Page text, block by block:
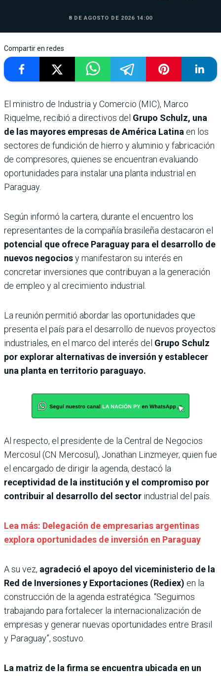
8 DE AGOSTO DE 2026 14:00
Compartir en redes
El ministro de Industria y Comercio (MIC), Marco
Riquelme, recibió a directivos del Grupo Schulz, una
de las mayores empresas de América Latina en los
sectores de fundición de hierro y aluminio y fabricación
de compresores, quienes se encuentran evaluando
oportunidades para instalar una planta industrial en
Paraguay.
Según informó la cartera, durante el encuentro los
representantes de la compañía brasileña destacaron el
potencial que ofrece Paraguay para el desarrollo de
nuevos negociosy manifestaron su interés en
concretar inversiones que contribuyan a la generación
de empleo y al crecimiento industrial.
La reunión permitió abordar las oportunidades que
presenta el país para el desarrollo de nuevos proyectos
industriales, en el marco del interés del Grupo Schulz
por explorar alternativas de inversión y establecer
una planta en territorio paraguayo.
Al respecto, el presidente de la Central de Negocios
Mercosul (CN Mercosul), Jonathan Linzmeyer, quien fue
el encargado de dirigir la agenda, destacó la
receptividad de la institución y el compromiso por
contribuir al desarrollo del sector industrial del país.
Lea más: Delegación de empresarias argentinas
explora oportunidades de inversión en Paraguay
A su vez, agradeció el apoyo del viceministerio de la
Red de Inversiones y Exportaciones (Rediex) en la
construcción de la agenda estratégica. “Seguimos
trabajando para fortalecer la internacionalización de
empresas y generar nuevas oportunidades entre Brasil
y Paraguay”, sostuvo.
La matriz de la firma se encuentra ubicada en un